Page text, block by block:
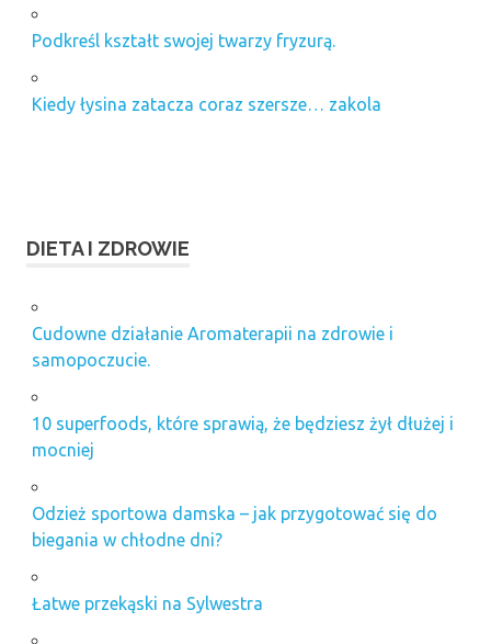
Podkreśl kształt swojej twarzy fryzurą.
Kiedy łysina zatacza coraz szersze… zakola
DIETA I ZDROWIE
Cudowne działanie Aromaterapii na zdrowie i
samopoczucie.
10 superfoods, które sprawią, że będziesz żył dłużej i
mocniej
Odzież sportowa damska – jak przygotować się do
biegania w chłodne dni?
Łatwe przekąski na Sylwestra